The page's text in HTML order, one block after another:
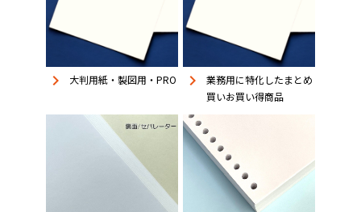
keyboard_arrow_right 大判用紙・製図用・PRO keyboard_arrow_right
業務用に特化したまとめ
買いお買い得商品